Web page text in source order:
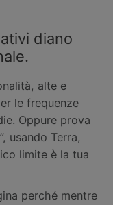
diano
alte e
le frequenze
Oppure prova
usando Terra,
limite è la tua
perché mentre